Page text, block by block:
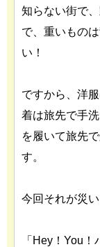
知らない街で
で、重いもの
い！
ですから、洋
着は旅先で手
を履いて旅先
す。
今回それが災
「Hey！You